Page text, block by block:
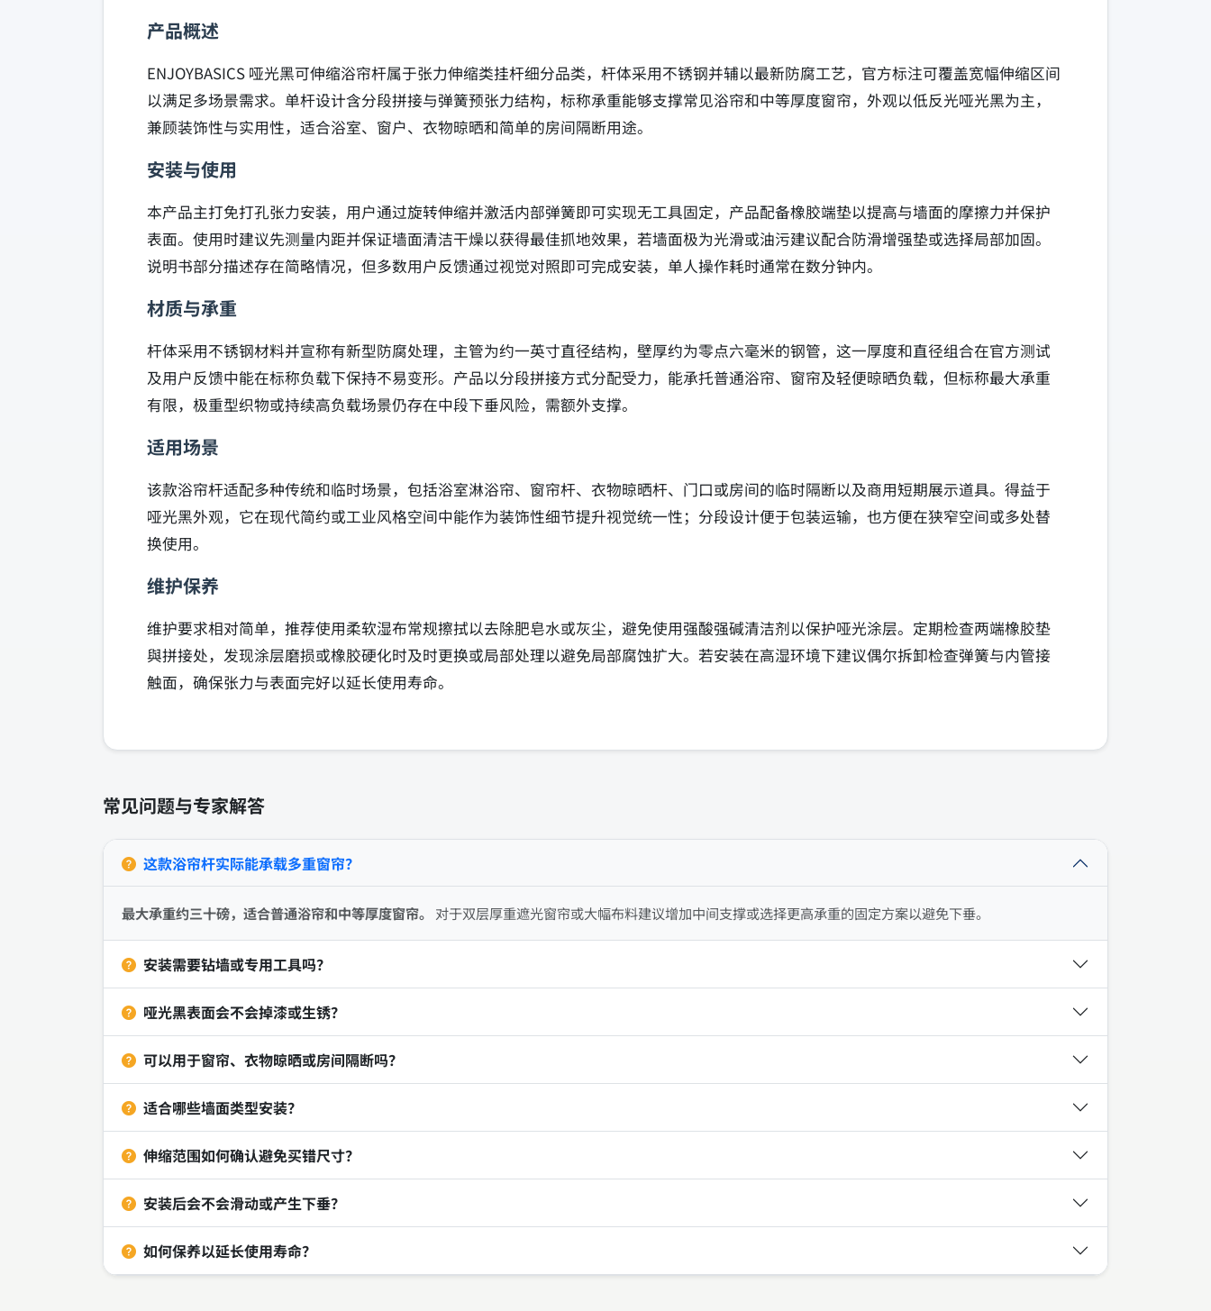
产品概述
ENJOYBASICS 哑光黑可伸缩浴帘杆属于张力伸缩类挂杆细分品类，杆体采用不锈钢并辅以最新防腐工艺，官方标注可覆盖宽幅伸缩区间
以满足多场景需求。单杆设计含分段拼接与弹簧预张力结构，标称承重能够支撑常见浴帘和中等厚度窗帘，外观以低反光哑光黑为主，
兼顾装饰性与实用性，适合浴室、窗户、衣物晾晒和简单的房间隔断用途。
安装与使用
本产品主打免打孔张力安装，用户通过旋转伸缩并激活内部弹簧即可实现无工具固定，产品配备橡胶端垫以提高与墙面的摩擦力并保护
表面。使用时建议先测量内距并保证墙面清洁干燥以获得最佳抓地效果，若墙面极为光滑或油污建议配合防滑增强垫或选择局部加固。
说明书部分描述存在简略情况，但多数用户反馈通过视觉对照即可完成安装，单人操作耗时通常在数分钟内。
材质与承重
杆体采用不锈钢材料并宣称有新型防腐处理，主管为约一英寸直径结构，壁厚约为零点六毫米的钢管，这一厚度和直径组合在官方测试
及用户反馈中能在标称负载下保持不易变形。产品以分段拼接方式分配受力，能承托普通浴帘、窗帘及轻便晾晒负载，但标称最大承重
有限，极重型织物或持续高负载场景仍存在中段下垂风险，需额外支撑。
适用场景
该款浴帘杆适配多种传统和临时场景，包括浴室淋浴帘、窗帘杆、衣物晾晒杆、门口或房间的临时隔断以及商用短期展示道具。得益于
哑光黑外观，它在现代简约或工业风格空间中能作为装饰性细节提升视觉统一性；分段设计便于包装运输，也方便在狭窄空间或多处替
换使用。
维护保养
维护要求相对简单，推荐使用柔软湿布常规擦拭以去除肥皂水或灰尘，避免使用强酸强碱清洁剂以保护哑光涂层。定期检查两端橡胶垫
與拼接处，发现涂层磨损或橡胶硬化时及时更换或局部处理以避免局部腐蚀扩大。若安装在高湿环境下建议偶尔拆卸检查弹簧与内管接
触面，确保张力与表面完好以延长使用寿命。
常见问题与专家解答
这款浴帘杆实际能承载多重窗帘？
最大承重约三十磅，适合普通浴帘和中等厚度窗帘。 对于双层厚重遮光窗帘或大幅布料建议增加中间支撑或选择更高承重的固定方案以避免下垂。
安装需要钻墙或专用工具吗？
哑光黑表面会不会掉漆或生锈？
可以用于窗帘、衣物晾晒或房间隔断吗？
适合哪些墙面类型安装？
伸缩范围如何确认避免买错尺寸？
安装后会不会滑动或产生下垂？
如何保养以延长使用寿命？